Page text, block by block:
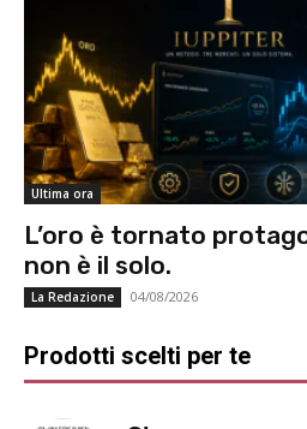
Ultima ora
L’oro è tornato
non è il solo.
La Redazione 04/08/2026
Prodotti scelti per te